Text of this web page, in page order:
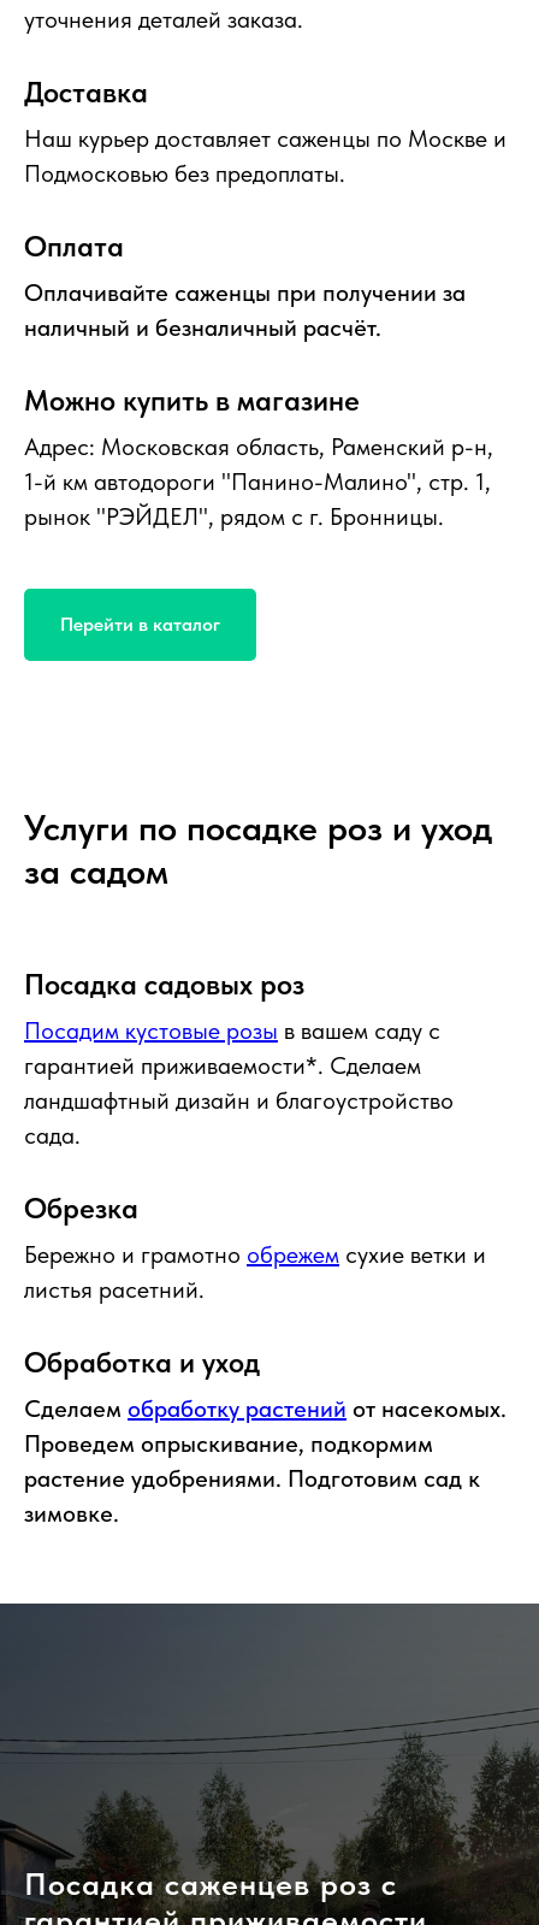
уточнения деталей заказа.
Доставка
Наш курьер доставляет саженцы по Москве и
Подмосковью без предоплаты.
Оплата
Оплачивайте саженцы при получении за
наличный и безналичный расчёт.
Можно купить в магазине
Адрес: Московская область, Раменский р-н,
1-й км автодороги "Панино-Малино", стр. 1,
рынок "РЭЙДЕЛ", рядом с г. Бронницы.
Перейти в каталог
Услуги по посадке роз и уход
за садом
Посадка садовых роз
Посадим кустовые розы в вашем саду с
гарантией приживаемости*. Сделаем
ландшафтный дизайн и благоустройство
сада.
Обрезка
Бережно и грамотно обрежем сухие ветки и
листья расетний.
Обработка и уход
Сделаем обработку растений от насекомых.
Проведем опрыскивание, подкормим
растение удобрениями. Подготовим сад к
зимовке.
Посадка саженцев роз с